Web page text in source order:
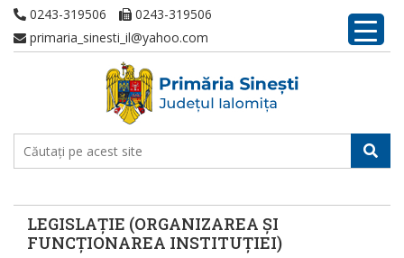
0243-319506
0243-319506
primaria_sinesti_il@yahoo.com
LEGISLAȚIE (ORGANIZAREA ȘI
FUNCȚIONAREA INSTITUȚIEI)